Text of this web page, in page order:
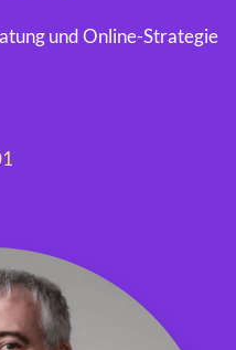
und Online-Strategie